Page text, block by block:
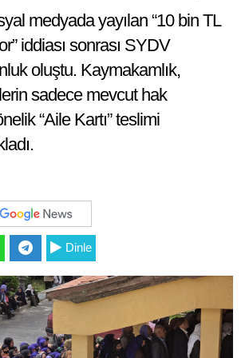
medyada yayılan “10 bin TL
iddiası sonrası SYDV
oluştu. Kaymakamlık,
sadece mevcut hak
“Aile Kartı” teslimi
Dinle